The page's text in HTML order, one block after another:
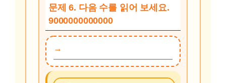
문제 6. 다음 수를 읽어 보세요.
9000000000000